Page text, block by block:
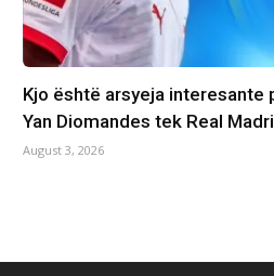
Kjo është arsyeja interesante
Yan Diomandes tek Real
August 3, 2026